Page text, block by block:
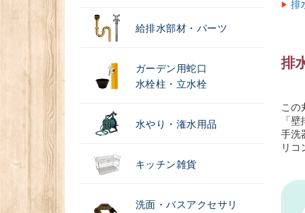
給排水部材・パーツ
ガーデン用蛇口
水栓柱・立水栓
水やり・潅水用品
キッチン雑貨
洗面・バスアクセサリ
排
排
この
「
手洗
リコ